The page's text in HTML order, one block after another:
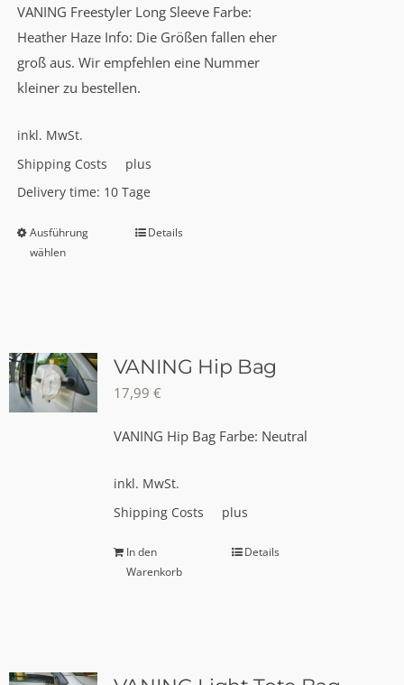
auf
der
Produktseite
VANING Freestyler Long Sleeve Farbe:
Heather Haze Info: Die Größen fallen eher
groß aus. Wir empfehlen eine Nummer
kleiner zu bestellen.
inkl. MwSt.
plus
Shipping Costs
Delivery time: 10 Tage
Ausführung
wählen
Dieses
auf.
Die
können
der
Produktseite
Details
VANING Hip Bag
17,99 €
VANING Hip Bag Farbe: Neutral
inkl. MwSt.
plus
Shipping Costs
In den
Warenkorb
Details